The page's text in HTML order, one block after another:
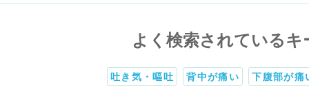
よく検索されているキ
吐き気・嘔吐 背中が痛い 下腹部が痛